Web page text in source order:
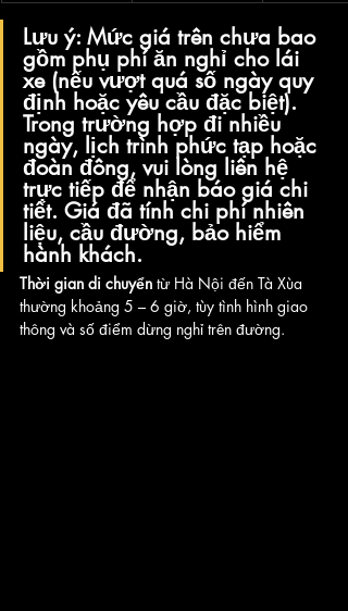
Lưu ý: Mức giá trên chưa bao
gồm phụ phí ăn nghỉ cho lái
xe (nếu vượt quá số ngày quy
định hoặc yêu cầu đặc biệt).
Trong trường hợp đi nhiều
ngày, lịch trình phức tạp hoặc
đoàn đông, vui lòng liên hệ
trực tiếp để nhận báo giá chi
tiết. Giá đã tính chi phí nhiên
liệu, cầu đường, bảo hiểm
hành khách.
Thời gian di chuyển từ Hà Nội đến Tà Xùa
thường khoảng 5 – 6 giờ, tùy tình hình giao
thông và số điểm dừng nghỉ trên đường.